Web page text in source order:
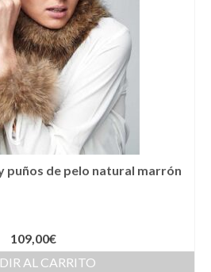
puños de pelo natural marrón
109,00€
AL CARRITO